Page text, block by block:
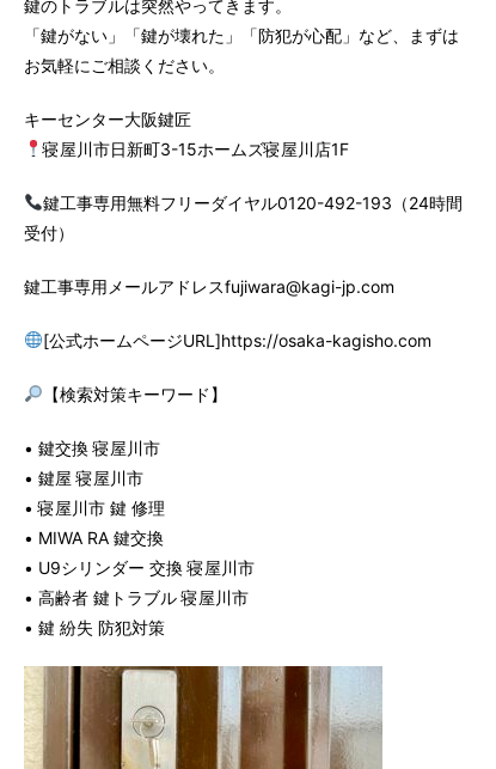
鍵のトラブルは突然やってきます。
「鍵がない」「鍵が壊れた」「防犯が心配」など、まずは
お気軽にご相談ください。
キーセンター大阪鍵匠
寝屋川市日新町3-15ホームズ寝屋川店1F
鍵工事専用無料フリーダイヤル0120-492-193（24時間
受付）
鍵工事専用メールアドレスfujiwara@kagi-jp.com
[公式ホームページURL]https://osaka-kagisho.com
【検索対策キーワード】
• 鍵交換 寝屋川市
• 鍵屋 寝屋川市
• 寝屋川市 鍵 修理
• MIWA RA 鍵交換
• U9シリンダー 交換 寝屋川市
• 高齢者 鍵トラブル 寝屋川市
• 鍵 紛失 防犯対策